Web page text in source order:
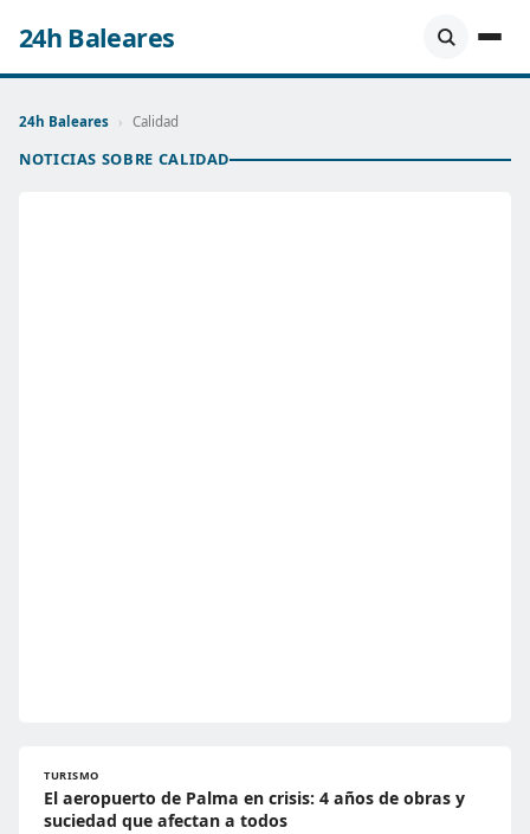
24h Baleares
24h Baleares › Calidad
NOTICIAS SOBRE CALIDAD
TURISMO
El aeropuerto de Palma en crisis: 4 años de obras y
suciedad que afectan a todos